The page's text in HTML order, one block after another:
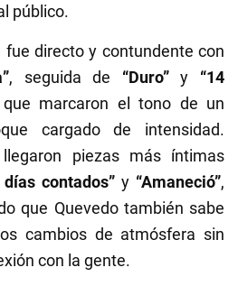
público.
fue directo y contundente con
, seguida de “Duro”y “14
marcaron el tono de un
cargado de intensidad.
llegaron piezas más íntimas
días contados” y “Amaneció”,
que Quevedo también sabe
cambios de atmósfera sin
con la gente.